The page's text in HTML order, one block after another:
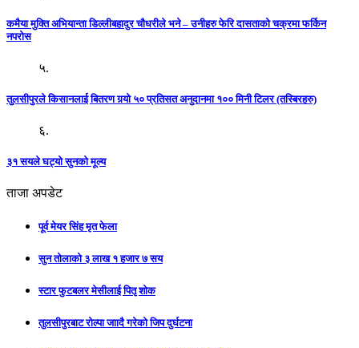
कमैया मुक्ति अभियान्ता डिल्लीबहादुर चौधरीले भने – उनीहरु फेरि दासताको चक्रमा फर्किन
नपरोस
५.
तुलसीपुरले किसानलाई बितरण गर्‍यो ५० प्रतिसत अनुदानमा १०० मिनी टिलर (तस्बिरहरु)
६.
३१ सयले घट्यो सुनको मूल्य
ताजा अपडेट
पूर्व मेयर सिंह मृत फेला
सुन तोलाको ३ लाख १ हजार ७ सय
स्टार फुटबलर मेसीलाई पितृ शोक
तुलसीपुरबाट रोल्पा जाादै गरेको जिप दुर्घटना